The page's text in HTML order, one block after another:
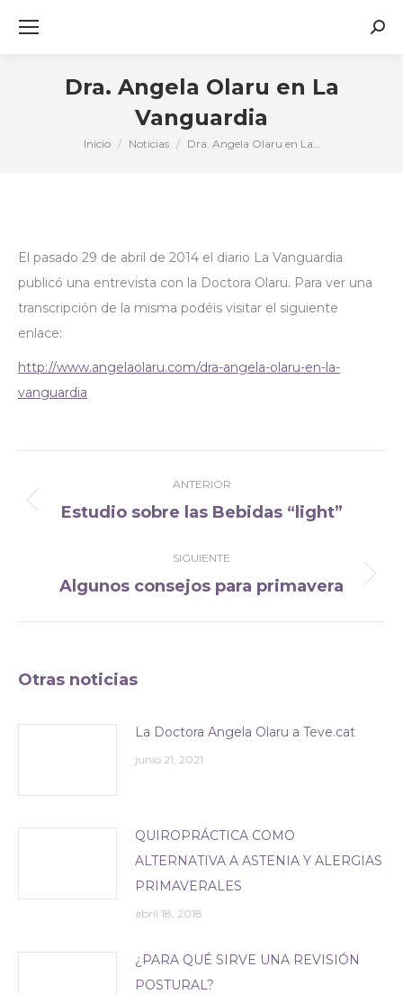
Dra. Angela Olaru en La
Vanguardia
Estás aquí:
Inicio Noticias Dra. Angela Olaru en La…
El pasado 29 de abril de 2014 el diario La Vanguardia
publicó una entrevista con la Doctora Olaru. Para ver una
transcripción de la misma podéis visitar el siguiente
enlace:
http://www.angelaolaru.com/dra-angela-olaru-en-la-
vanguardia
publicaciones
ANTERIOR
Publicación
Estudio sobre las Bebidas “light”
SIGUIENTE
Publicación
Algunos consejos para primavera
Otras noticias
La Doctora Angela Olaru a Teve.cat
junio 21, 2021
QUIROPRÁCTICA COMO
ALTERNATIVA A ASTENIA Y ALERGIAS
PRIMAVERALES
abril 18, 2018
¿PARA QUÉ SIRVE UNA REVISIÓN
POSTURAL?